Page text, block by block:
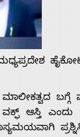
ಬಗ್ಗೆ
ಆಸ್ತಿ ಎಂದು